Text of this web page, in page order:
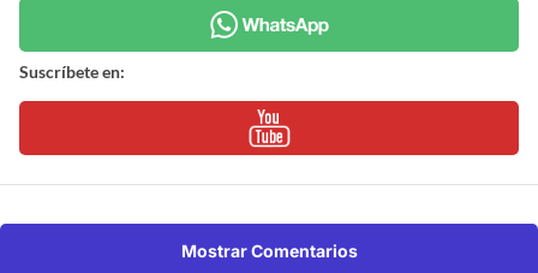
Suscríbete en:
Mostrar Comentarios